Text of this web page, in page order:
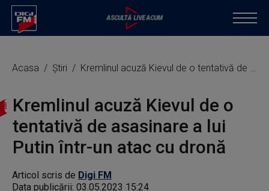
Acasa Știri Kremlinul acuză Kievul de o tentativă de asasinare a lui Putin într-un atac cu dronă
Kremlinul acuză Kievul de o
tentativă de asasinare a lui
Putin într-un atac cu dronă
Articol scris de Digi FM
Data publicării: 03.05.2023 15:24